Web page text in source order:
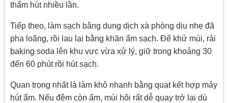
thấm hút nhiều lần.
Tiếp theo, làm sạch bằng dung dịch xà phòng dịu nhẹ đã
pha loãng, rồi lau lại bằng khăn ẩm sạch. Để khử mùi, rải
baking soda lên khu vực vừa xử lý, giữ trong khoảng 30
đến 60 phút rồi hút sạch.
Quan trọng nhất là làm khô nhanh bằng quạt kết hợp máy
hút ẩm. Nếu đệm còn ẩm, mùi hôi rất dễ quay trở lại dù